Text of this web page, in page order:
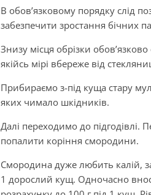
В обов’язковому порядку слід
забезпечити зростання бічних
Знизу місця обрізки
якійсь мірі вбереже від
Прибираємо з-під куща стару
яких чимало шкідників.
Далі переходимо до підгодівлі.
попалити коріння смородини.
Смородина дуже любить калій,
1 дорослий кущ. Одночасно